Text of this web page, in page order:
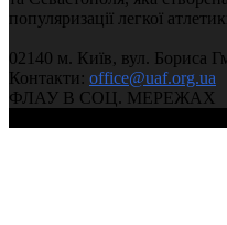
популяризації легкої
02140 м. Київ, вул. Бориса
Контакти: office@uaf.org.ua
ФЛАУ В СОЦ. МЕРЕЖАХ